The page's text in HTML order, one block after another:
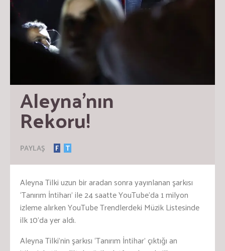
Aleyna’nın
Rekoru!
PAYLAŞ F T
Aleyna Tilki uzun bir aradan sonra yayınlanan şarkısı
‘Tanırım İntiharı’ ile 24 saatte YouTube’da 1 milyon
izleme alırken YouTube Trendlerdeki Müzik Listesinde
ilk 10’da yer aldı.
Aleyna Tilki’nin şarkısı ‘Tanırım İntihar’ çıktığı an